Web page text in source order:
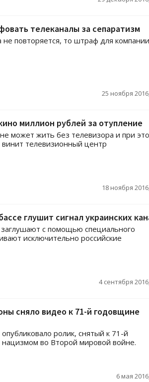
телеканалы за сепаратизм
повторяется, то штраф для компании
25 ноября
миллион рублей за отупление
может жить без телевизора и при
телевизионный центр
18 ноября
глушит сигнал украинских
заглушают с помощью специального
исключительно российские
4 сентября
сняло видео к 71-й годовщине
ролик, снятый к 71-й
во Второй мировой войне.
6 мая